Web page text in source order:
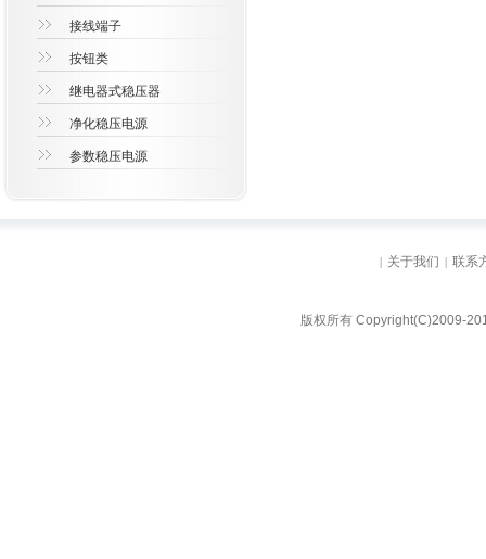
接线端子
按钮类
继电器式稳压器
净化稳压电源
参数稳压电源
版权所有 Copyright(C)2009-
| 关于我们 | 联系